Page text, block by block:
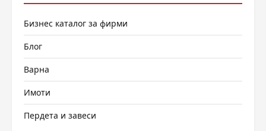
Бизнес каталог за фирми
Блог
Варна
Имоти
Пердета и завеси